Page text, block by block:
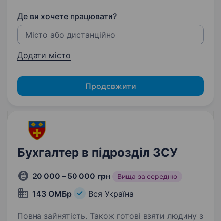
Де ви хочете працювати?
Додати місто
Продовжити
Бухгалтер в підрозділ ЗСУ
20 000 – 50 000 грн Вища за середню
143 ОМБр Вся Україна
Повна зайнятість. Також готові взяти людину з